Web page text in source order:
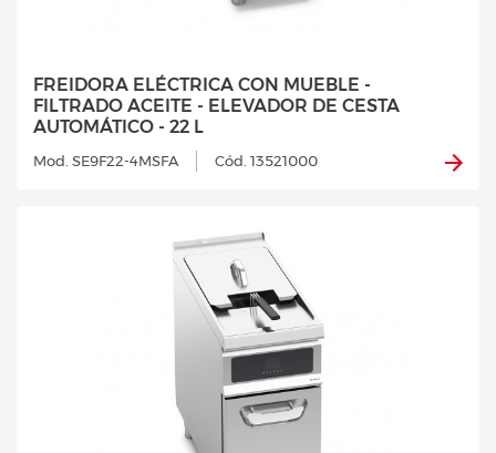
FREIDORA ELÉCTRICA CON MUEBLE -
FILTRADO ACEITE - ELEVADOR DE CESTA
AUTOMÁTICO - 22 L
Mod. SE9F22-4MSFA Cód. 13521000